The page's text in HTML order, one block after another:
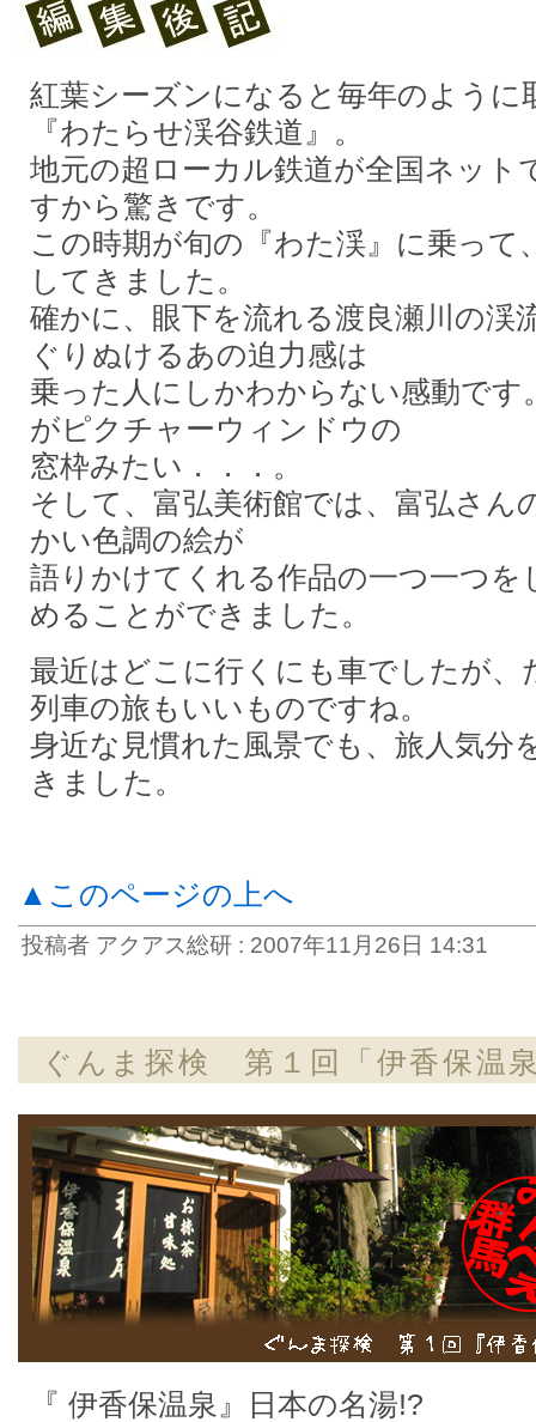
紅葉シーズンになると毎年のように
『わたらせ渓谷鉄道』。
地元の超ローカル鉄道が全国ネット
すから驚きです。
この時期が旬の『わた渓』に乗って
してきました。
確かに、眼下を流れる渡良瀬川の渓
ぐりぬけるあの迫力感は
乗った人にしかわからない感動です
がピクチャーウィンドウの
窓枠みたい．．．。
そして、富弘美術館では、富弘さん
かい色調の絵が
語りかけてくれる作品の一つ一つを
めることができました。
最近はどこに行くにも車でしたが、
列車の旅もいいものですね。
身近な見慣れた風景でも、旅人気分
きました。
▲このページの上へ
投稿者 アクアス総研 : 2007年11月26日 14:31
ぐんま探検 第１回「伊香保温
『 伊香保温泉』日本の名湯!?